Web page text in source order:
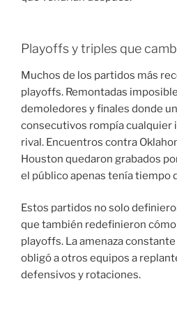
Playoffs y triples que
Muchos de los partidos más
playoffs. Remontadas
demoledores y finales donde
consecutivos rompía cualquier
rival. Encuentros contra
Houston quedaron grabados
el público apenas tenía tiempo
Estos partidos no solo
que también redefinieron cómo
playoffs. La amenaza
obligó a otros equipos a
defensivos y rotaciones.